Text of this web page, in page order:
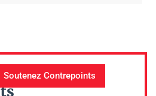
Soutenez Contrepoints